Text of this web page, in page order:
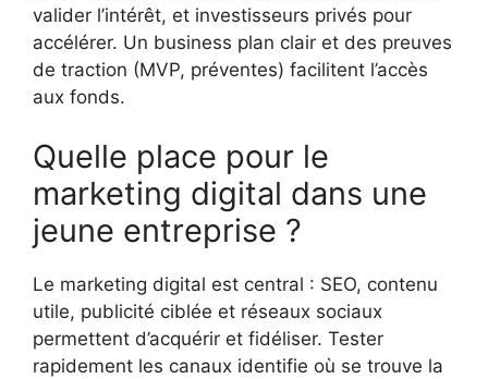
valider l’intérêt, et investisseurs privés pour
accélérer. Un business plan clair et des preuves
de traction (MVP, préventes) facilitent l’accès
aux fonds.
Quelle place pour le
marketing digital dans une
jeune entreprise ?
Le marketing digital est central : SEO, contenu
utile, publicité ciblée et réseaux sociaux
permettent d’acquérir et fidéliser. Tester
rapidement les canaux identifie où se trouve la